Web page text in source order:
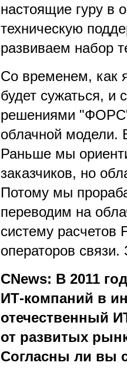
настоящие гуру в
техническую
развиваем набор
Со временем, как
будет сужаться, и
решениями
облачной модели.
Раньше мы
заказчиков, но
Потому мы
переводим на
систему расчетов
операторов
CNews: В 2011
ИТ-компаний в
отечественный
от развитых
Согласны ли вы